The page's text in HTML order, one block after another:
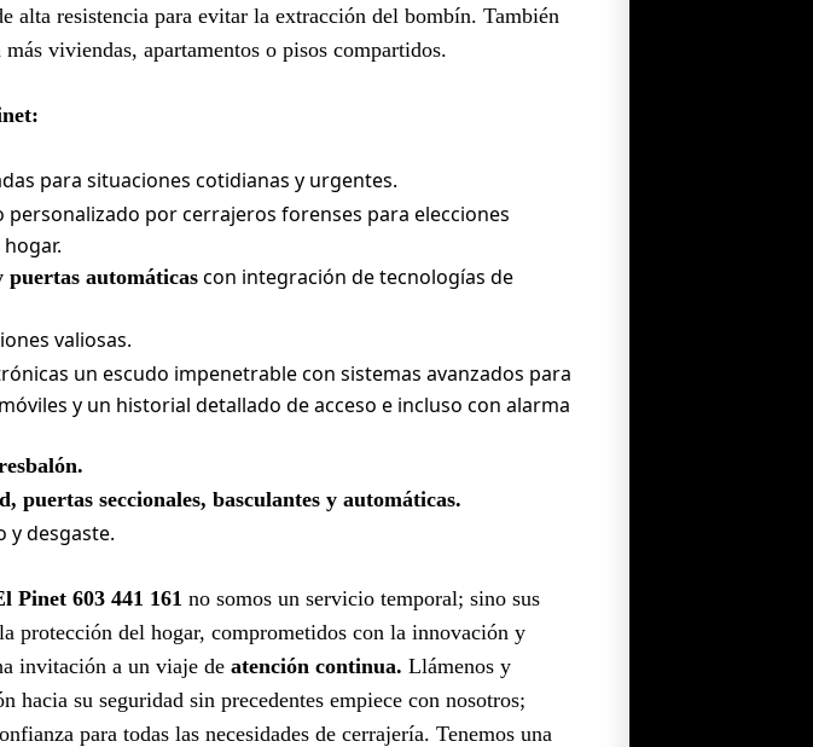
alta resistencia para evitar la extracción del bombín. También
viviendas, apartamentos o pisos compartidos.
para situaciones cotidianas y urgentes.
por cerrajeros forenses para elecciones
puertas automáticascon integración de tecnologías de
valiosas.
un escudo impenetrable con sistemas avanzados para
y un historial detallado de acceso e incluso con alarma
puertas seccionales, basculantes y automáticas.
y desgaste.
Pinet 603 441 161 no somos un servicio temporal; sino sus
protección del hogar, comprometidos con la innovación y
invitación a un viaje de atención continua. Llámenos y
hacia su seguridad sin precedentes empiece con nosotros;
para todas las necesidades de cerrajería. Tenemos una